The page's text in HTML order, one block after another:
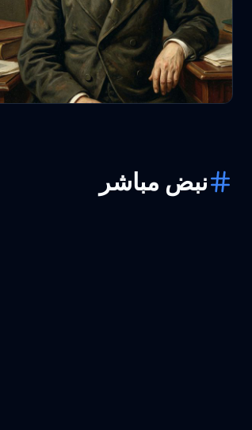
نبض مباشر